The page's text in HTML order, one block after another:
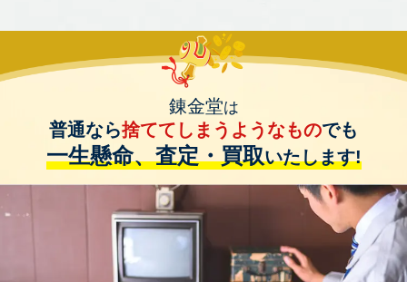
錬金堂は
普通なら捨ててしまうようなものでも
一生懸命、査定・買取いたします!